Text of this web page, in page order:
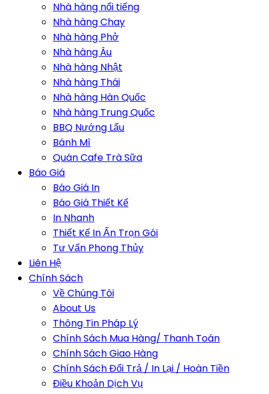
Nhà hàng nổi tiếng
Nhà hàng Chay
Nhà hàng Phở
Nhà hàng Âu
Nhà hàng Nhật
Nhà hàng Thái
Nhà hàng Hàn Quốc
Nhà hàng Trung Quốc
BBQ Nướng Lẩu
Bánh Mì
Quán Cafe Trà Sữa
Báo Giá
Báo Giá In
Báo Giá Thiết Kế
In Nhanh
Thiết Kế In Ấn Trọn Gói
Tư Vấn Phong Thủy
Liên Hệ
Chính Sách
Về Chúng Tôi
About Us
Thông Tin Pháp Lý
Chính Sách Mua Hàng/ Thanh Toán
Chính Sách Giao Hàng
Chính Sách Đổi Trả / In Lại / Hoàn Tiền
Điều Khoản Dịch Vụ